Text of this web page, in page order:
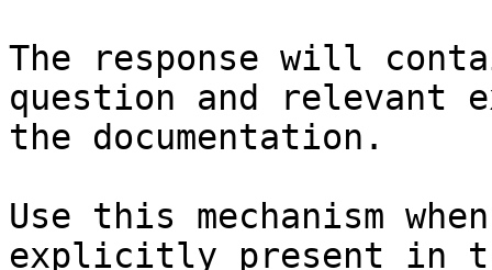
The response will
question and relevant
the documentation.
Use this mechanism
explicitly present in